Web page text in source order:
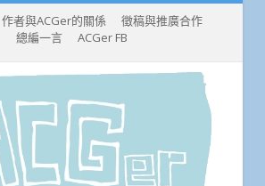
作者與ACGer的關係
徵稿與推廣合作
總編一言
ACGer FB